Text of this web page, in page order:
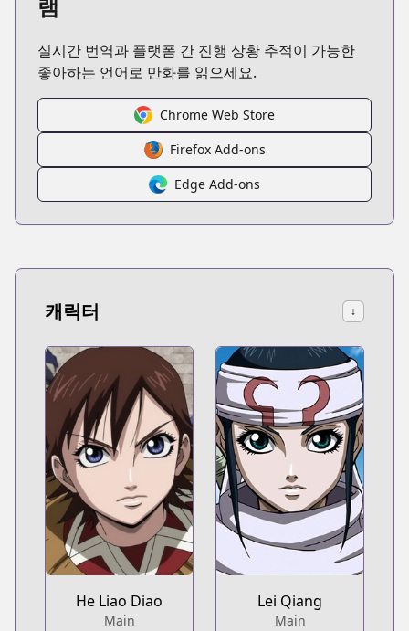
실시간 번역과 플랫폼 간 진행 상황 추적이 가능한
좋아하는 언어로 만화를 읽으세요.
Chrome Web Store
Firefox Add-ons
Edge Add-ons
캐릭터 ↓
He Liao Diao
Main
Lei Qiang
Main